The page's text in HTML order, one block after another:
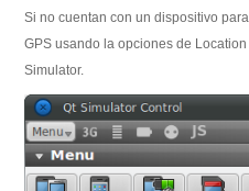
Si no cuentan con un dispositivo
GPS usando la opciones de
Simulator.